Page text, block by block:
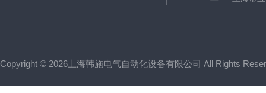
Copyright © 2026上海韩施电气自动化设备有限公司 All Rights